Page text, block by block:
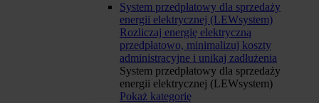
System przedpłatowy dla sprzedaży
energii elektrycznej (LEWsystem)
Rozliczaj energię elektryczną
przedpłatowo, minimalizuj koszty
administracyjne i unikaj zadłużenia
System przedpłatowy dla sprzedaży
energii elektrycznej (LEWsystem)
Pokaż kategorię